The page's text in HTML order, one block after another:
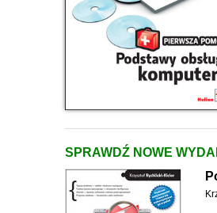
SPRAWDŹ NOWE